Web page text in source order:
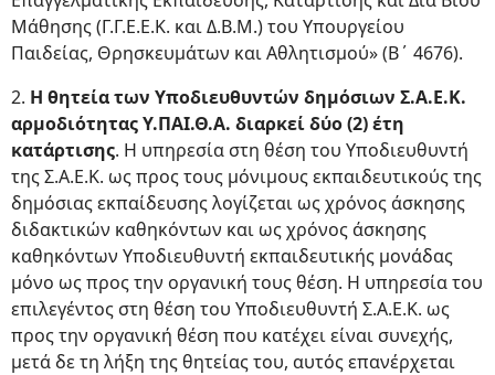
Μάθησης (Γ.Γ.Ε.Ε.Κ. και Δ.Β.Μ.) του Υπουργείου
Παιδείας, Θρησκευμάτων και Αθλητισμού» (Β΄ 4676).
2. Η θητεία των Υποδιευθυντών δημόσιων Σ.Α.Ε.Κ.
αρμοδιότητας Υ.ΠΑΙ.Θ.Α. διαρκεί δύο (2) έτη
κατάρτισης. Η υπηρεσία στη θέση του Υποδιευθυντή
της Σ.Α.Ε.Κ. ως προς τους μόνιμους εκπαιδευτικούς της
δημόσιας εκπαίδευσης λογίζεται ως χρόνος άσκησης
διδακτικών καθηκόντων και ως χρόνος άσκησης
καθηκόντων Υποδιευθυντή εκπαιδευτικής μονάδας
μόνο ως προς την οργανική τους θέση. Η υπηρεσία του
επιλεγέντος στη θέση του Υποδιευθυντή Σ.Α.Ε.Κ. ως
προς την οργανική θέση που κατέχει είναι συνεχής,
μετά δε τη λήξη της θητείας του, αυτός επανέρχεται